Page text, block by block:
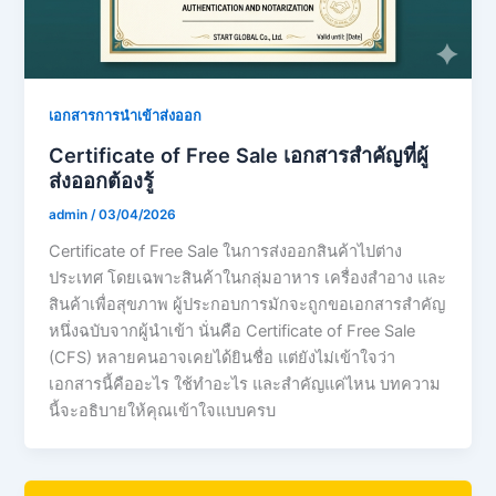
เอกสารการนำเข้าส่งออก
Certificate of Free Sale เอกสารสำคัญที่ผู้
ส่งออกต้องรู้
admin/03/04/2026
Certificate of Free Sale ในการส่งออกสินค้าไปต่าง
ประเทศ โดยเฉพาะสินค้าในกลุ่มอาหาร เครื่องสำอาง และ
สินค้าเพื่อสุขภาพ ผู้ประกอบการมักจะถูกขอเอกสารสำคัญ
หนึ่งฉบับจากผู้นำเข้า นั่นคือ Certificate of Free Sale
(CFS) หลายคนอาจเคยได้ยินชื่อ แต่ยังไม่เข้าใจว่า
เอกสารนี้คืออะไร ใช้ทำอะไร และสำคัญแค่ไหน บทความ
นี้จะอธิบายให้คุณเข้าใจแบบครบ